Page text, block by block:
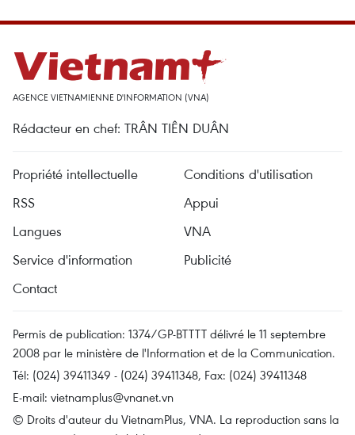
AGENCE VIETNAMIENNE D'INFORMATION (VNA)
Rédacteur en chef: TRÂN TIÊN DUÂN
Propriété intellectuelle
Conditions d'utilisation
RSS
Appui
Langues
VNA
Service d'information
Publicité
Contact
Permis de publication: 1374/GP-BTTTT délivré le 11 septembre
2008 par le ministère de l'Information et de la Communication.
Tél: (024) 39411349 - (024) 39411348, Fax: (024) 39411348
E-mail: vietnamplus@vnanet.vn
© Droits d'auteur du VietnamPlus, VNA. La reproduction sans la